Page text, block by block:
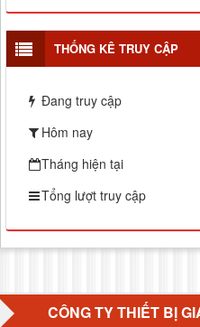
THỐNG KÊ TRUY CẬP
Đang truy cập
Hôm nay
Tháng hiện tại
Tổng lượt truy cập
CÔNG TY THIẾT BỊ